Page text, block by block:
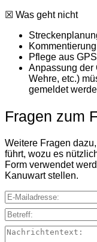
☒ Was geht nicht
Pflege aus
Anpassung der
Wehre, etc.)
gemeldet
Fragen zum
Weitere Fragen
führt, wozu es
Form verwendet
Kanuwart stellen.
E-Mailadresse:
Betreff:
Nachrichtentext: